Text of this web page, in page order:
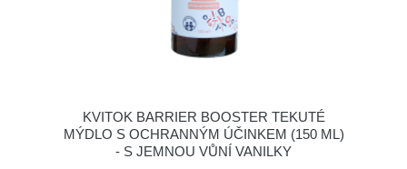
KVITOK BARRIER BOOSTER TEKUTÉ
MÝDLO S OCHRANNÝM ÚČINKEM (150 ML)
- S JEMNOU VŮNÍ VANILKY